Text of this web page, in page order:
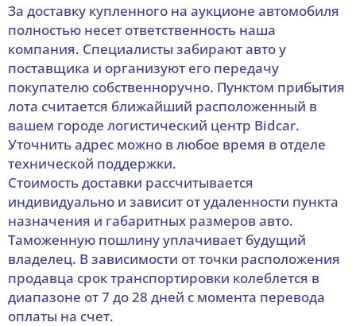
За доставку купленного на аукционе автомобиля
полностью несет ответственность наша
компания. Специалисты забирают авто у
поставщика и организуют его передачу
покупателю собственноручно. Пунктом прибытия
лота считается ближайший расположенный в
вашем городе логистический центр Bidcar.
Уточнить адрес можно в любое время в отделе
технической поддержки.
Стоимость доставки рассчитывается
индивидуально и зависит от удаленности пункта
назначения и габаритных размеров авто.
Таможенную пошлину уплачивает будущий
владелец. В зависимости от точки расположения
продавца срок транспортировки колеблется в
диапазоне от 7 до 28 дней с момента перевода
оплаты на счет.